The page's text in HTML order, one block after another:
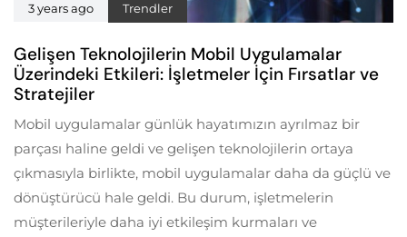
3 years ago Trendler
Gelişen Teknolojilerin Mobil Uygulamalar
Üzerindeki Etkileri: İşletmeler İçin Fırsatlar ve
Stratejiler
Mobil uygulamalar günlük hayatımızın ayrılmaz bir
parçası haline geldi ve gelişen teknolojilerin ortaya
çıkmasıyla birlikte, mobil uygulamalar daha da güçlü ve
dönüştürücü hale geldi. Bu durum, işletmelerin
müşterileriyle daha iyi etkileşim kurmaları ve